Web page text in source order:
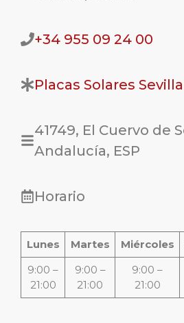
+34 955 09 24 00
Placas Solares Sevilla
41749, El Cuervo de
Andalucía, ESP
Horario
Lunes Martes Miércoles
9:00 –
21:00
9:00 –
21:00
9:00 –
21:00